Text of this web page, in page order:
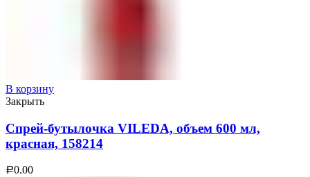
В корзину
Закрыть
Спрей-бутылочка VILEDA, объем 600 мл,
красная, 158214
Р0.00